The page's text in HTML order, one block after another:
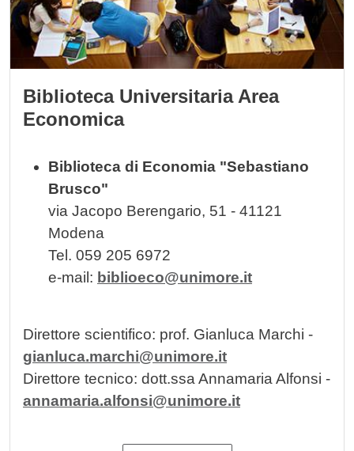
Biblioteca Universitaria Area
Economica
Biblioteca di Economia "Sebastiano
Brusco"
via Jacopo Berengario, 51 - 41121
Modena
Tel. 059 205 6972
e-mail: biblioeco@unimore.it
Direttore scientifico: prof. Gianluca Marchi -
gianluca.marchi@unimore.it
Direttore tecnico: dott.ssa Annamaria Alfonsi -
annamaria.alfonsi@unimore.it